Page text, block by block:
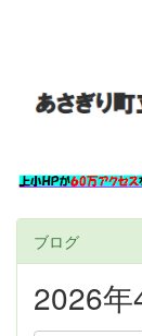
ブログ
2026